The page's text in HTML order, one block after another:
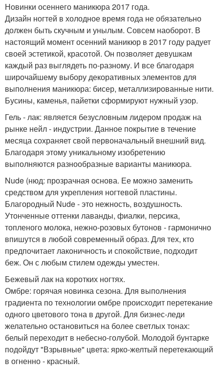
Новинки осеннего маникюра 2017 года.
Дизайн ногтей в холодное время года не обязательно
должен быть скучным и унылым. Совсем наоборот. В
настоящий момент осенний маникюр в 2017 году радует
своей эстетикой, красотой. Он позволяет девушкам
каждый раз выглядеть по-разному. И все благодаря
широчайшему выбору декоративных элементов для
выполнения маникюра: бисер, металлизированные нити.
Бусины, каменья, пайетки сформируют нужный узор.
Гель - лак: является безусловным лидером продаж на
рынке нейл - индустрии. Данное покрытие в течение
месяца сохраняет свой первоначальный внешний вид.
Благодаря этому уникальному изобретению
выполняются разнообразные варианты маникюра.
Nude (нюд: прозрачная основа. Ее можно заменить
средством для укрепления ногтевой пластины.
Благородный Nude - это нежность, воздушность.
Утонченные оттенки лаванды, фиалки, персика,
топленого молока, нежно-розовых бутонов - гармонично
впишутся в любой современный образ. Для тех, кто
предпочитает лаконичность и спокойствие, подходит
беж. Он с любым стилем одежды уместен.
Бежевый лак на коротких ногтях.
Омбре: горячая новинка сезона. Для выполнения
градиента по технологии омбре происходит перетекание
одного цветового тона в другой. Для бизнес-леди
желательно остановиться на более светлых тонах:
белый переходит в небесно-голубой. Молодой бунтарке
подойдут "Взрывные" цвета: ярко-желтый перетекающий
в огненно - красный.